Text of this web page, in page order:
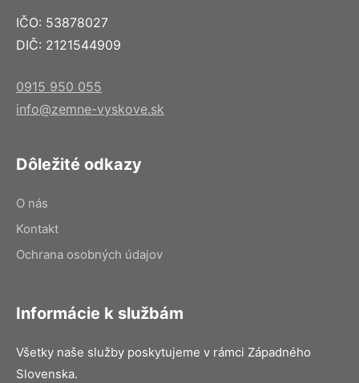
IČO: 53878027
DIČ: 2121544909
0915 950 055
info@zemne-vyskove.sk
Dôležité odkazy
O nás
Kontakt
Ochrana osobných údajov
Informácie k službám
Všetky naše služby poskytujeme v rámci Západného
Slovenska.